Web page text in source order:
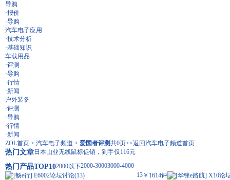
导购
·报价
·导购
汽车电子应用
·技术分析
·基础知识
车载用品
·评测
·导购
·行情
·新闻
户外装备
·评测
·导购
·行情
·新闻
ZOL首页 > 汽车电子频道 > 爱国者评测共0页<<返回汽车电子频道首页
热门文章日本山业无线鼠标促销，到手仅116元
热门产品TOP102000以下2000-30003000-4000
[畅e行] E6002论坛讨论(13) 评
13 ￥1614 [华锋e路航] X10论